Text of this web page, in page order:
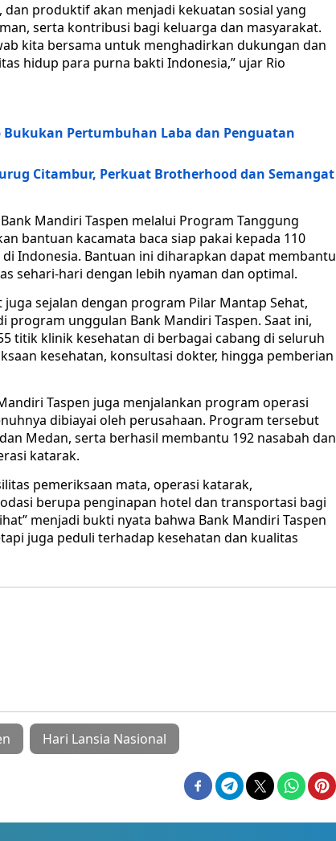
produktif akan menjadi kekuatan sosial yang
serta kontribusi bagi keluarga dan masyarakat.
kita bersama untuk menghadirkan dukungan dan
hidup para purna bakti Indonesia,” ujar Rio
Pertumbuhan Laba dan Penguatan
Citambur, Perkuat Brotherhood dan Semangat
Mandiri Taspen melalui Program Tanggung
bantuan kacamata baca siap pakai kepada 110
Indonesia. Bantuan ini diharapkan dapat membantu
sehari-hari dengan lebih nyaman dan optimal.
sejalan dengan program Pilar Mantap Sehat,
unggulan Bank Mandiri Taspen. Saat ini,
titik klinik kesehatan di berbagai cabang di seluruh
kesehatan, konsultasi dokter, hingga pemberian
Taspen juga menjalankan program operasi
dibiayai oleh perusahaan. Program tersebut
Medan, serta berhasil membantu 192 nasabah dan
katarak.
pemeriksaan mata, operasi katarak,
berupa penginapan hotel dan transportasi bagi
menjadi bukti nyata bahwa Bank Mandiri Taspen
juga peduli terhadap kesehatan dan kualitas
Hari Lansia Nasional